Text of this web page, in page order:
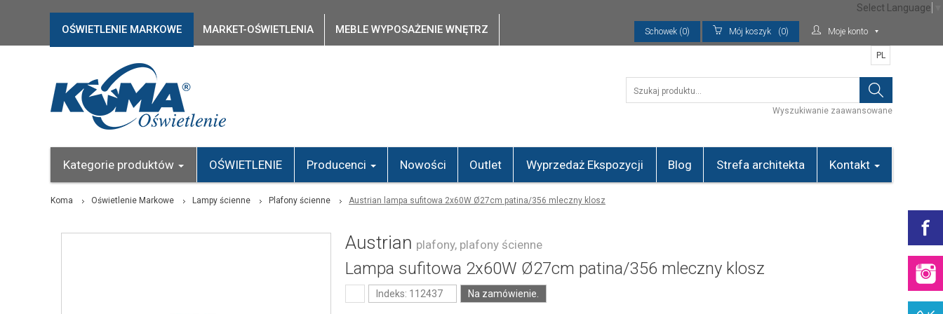
OŚWIETLENIE MARKOWE MARKET-OŚWIETLENIA MEBLE WYPOSAŻENIE WNĘTRZ Schowek (0) Mój koszyk (0) Moje konto
Wyszukiwanie zaawansowane
PL
Kategorie produktów OŚWIETLENIE Producenci Nowości Outlet Wyprzedaż Ekspozycji Blog Strefa architekta Kontakt
Koma Oświetlenie Markowe Lampy ścienne Plafony ścienne Austrian lampa sufitowa 2x60W Ø27cm patina/356 mleczny klosz
Austrian plafony, plafony ścienne
Lampa sufitowa 2x60W Ø27cm patina/356 mleczny klosz
Indeks: 112437 Na zamówienie.
Select Language